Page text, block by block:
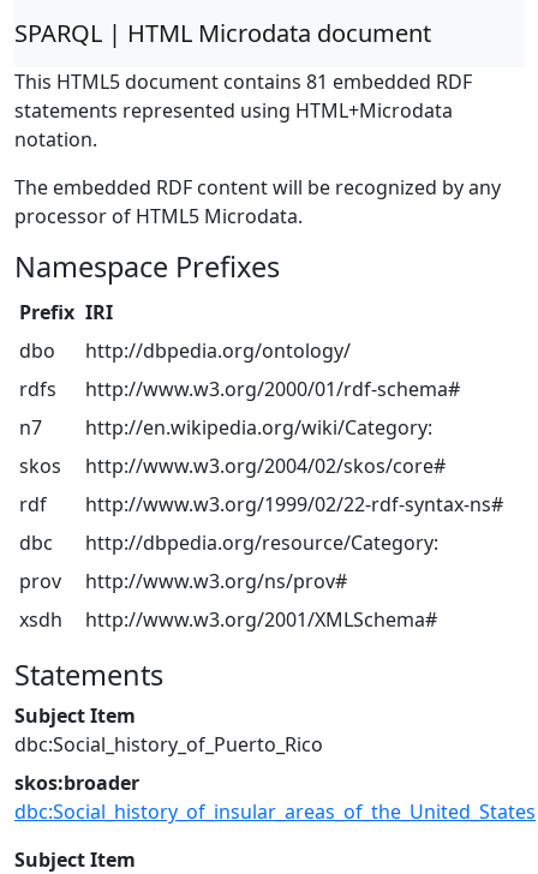
SPARQL | HTML Microdata document
This HTML5 document contains 81 embedded RDF
statements represented using HTML+Microdata
notation.
The embedded RDF content will be recognized by any
processor of HTML5 Microdata.
Namespace Prefixes
Prefix IRI
dbo
http://dbpedia.org/ontology/
rdfs
http://www.w3.org/2000/01/rdf-schema#
n7
http://en.wikipedia.org/wiki/Category:
skos
http://www.w3.org/2004/02/skos/core#
rdf
http://www.w3.org/1999/02/22-rdf-syntax-ns#
dbc
http://dbpedia.org/resource/Category:
prov
http://www.w3.org/ns/prov#
xsdh
http://www.w3.org/2001/XMLSchema#
Statements
Subject Item
dbc:Social_history_of_Puerto_Rico
skos:broader
dbc:Social_history_of_insular_areas_of_the_United_States
Subject Item